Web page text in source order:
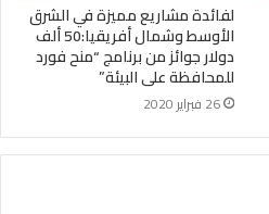
لفائدة مشاريع مميزة في الشرق
الأوسط وشمال أفريقيا:50 ألف
دولار جوائز من برنامج “منح فورد
للمحافظة على البيئة”
26 فبراير 2020